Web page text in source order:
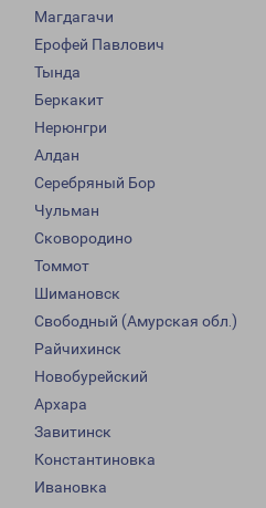
Магдагачи
Ерофей Павлович
Тында
Беркакит
Нерюнгри
Алдан
Серебряный Бор
Чульман
Сковородино
Томмот
Шимановск
Свободный (Амурская обл.)
Райчихинск
Новобурейский
Архара
Завитинск
Константиновка
Ивановка